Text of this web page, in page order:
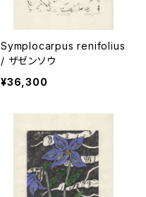
Symplocarpus renifolius
/ ザゼンソウ
¥36,300